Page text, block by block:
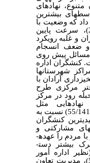
نهادهای
بیشترین
داد که وضعیت با
مطلوبیت کم انتقال­پذیری (25/0)، سرعت پایین
و غلبه رویکرد
و ضعف انسجام
پیش روی
کنشگران اداره
شهرستان­ها
آرادان با
45/180) و دفتر مرکزی طرح
رود در مرکز
مرکزیت02/133 و نهادهایی مثل
فرمانداری، با بیشترین مرکزیت­ها (55/141) نسبت به
کنشگران
مشارکتی و
مردم را عهده­
بیشتر دست­
اداره أمور
عشایری آرادان (با مرکزیت 54/3)، مدیریت تعاون